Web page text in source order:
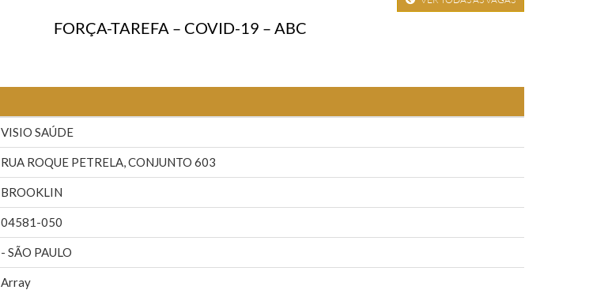
FORÇA-TAREFA – COVID-19 – ABC
VISIO SAÚDE
RUA ROQUE PETRELA, CONJUNTO 603
BROOKLIN
04581-050
- SÃO PAULO
Array